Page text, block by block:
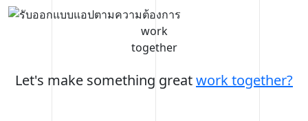
work
together
Let's make something greatwork together?